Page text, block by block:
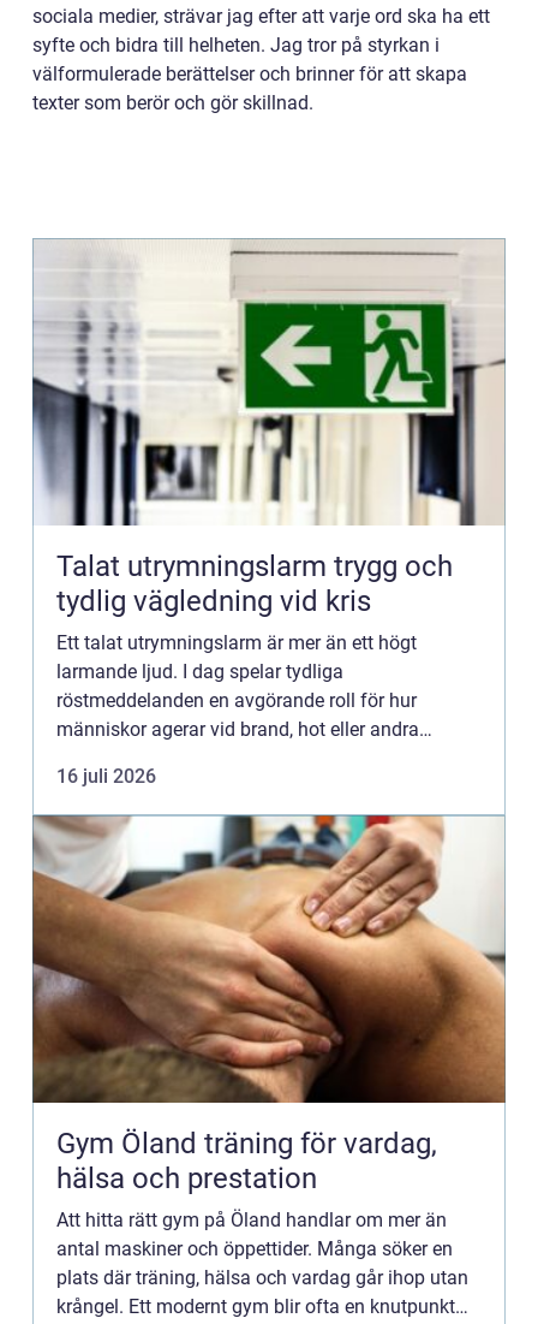
sociala medier, strävar jag efter att varje ord ska ha ett
syfte och bidra till helheten. Jag tror på styrkan i
välformulerade berättelser och brinner för att skapa
texter som berör och gör skillnad.
Talat utrymningslarm trygg och
tydlig vägledning vid kris
Ett talat utrymningslarm är mer än ett högt
larmande ljud. I dag spelar tydliga
röstmeddelanden en avgörande roll för hur
människor agerar vid brand, hot eller andra
instruktioner, anpassade till situationen, ...
16 juli 2026
Gym Öland träning för vardag,
hälsa och prestation
Att hitta rätt gym på Öland handlar om mer än
antal maskiner och öppettider. Många söker en
plats där träning, hälsa och vardag går ihop utan
krångel. Ett modernt gym blir ofta en knutpunkt